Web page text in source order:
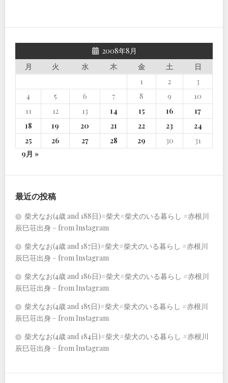
2008年8月
月
火 水 木 金 土
日
1
2
3
4
5 6 7 8 9
10
11
12 13 14 15 16
17
18
19 20 21 22 23
24
25
26 27 28 29 30
31
9月 »
最近の投稿
柴犬なお(4歳 and 188日)#柴犬#柴犬のいる暮らし #赤根川
辰巳荘出身 – from Instagram
柴犬なお(4歳 and 187日)#柴犬#柴犬のいる暮らし #赤根川
辰巳荘出身 – from Instagram
柴犬なお(4歳 and 186日)#柴犬#柴犬のいる暮らし #赤根川
辰巳荘出身 – from Instagram
柴犬なお(4歳 and 185日)#柴犬#柴犬のいる暮らし #赤根川
辰巳荘出身 – from Instagram
柴犬なお(4歳 and 184日)#柴犬#柴犬のいる暮らし #赤根川
辰巳荘出身 – from Instagram